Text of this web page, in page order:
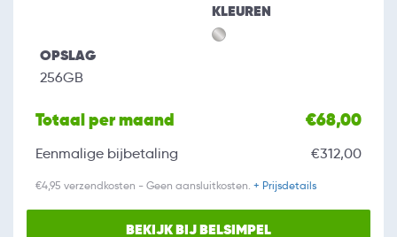
KLEUREN
OPSLAG
256GB
Totaal per maand €68,00
Eenmalige bijbetaling €312,00
€4,95 verzendkosten - Geen aansluitkosten. + Prijsdetails
BEKIJK BIJ BELSIMPEL